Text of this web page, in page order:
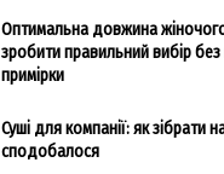
Оптимальна довжина
зробити правильний вибір
примірки
Суші для компанії: як зібрати
сподобалося